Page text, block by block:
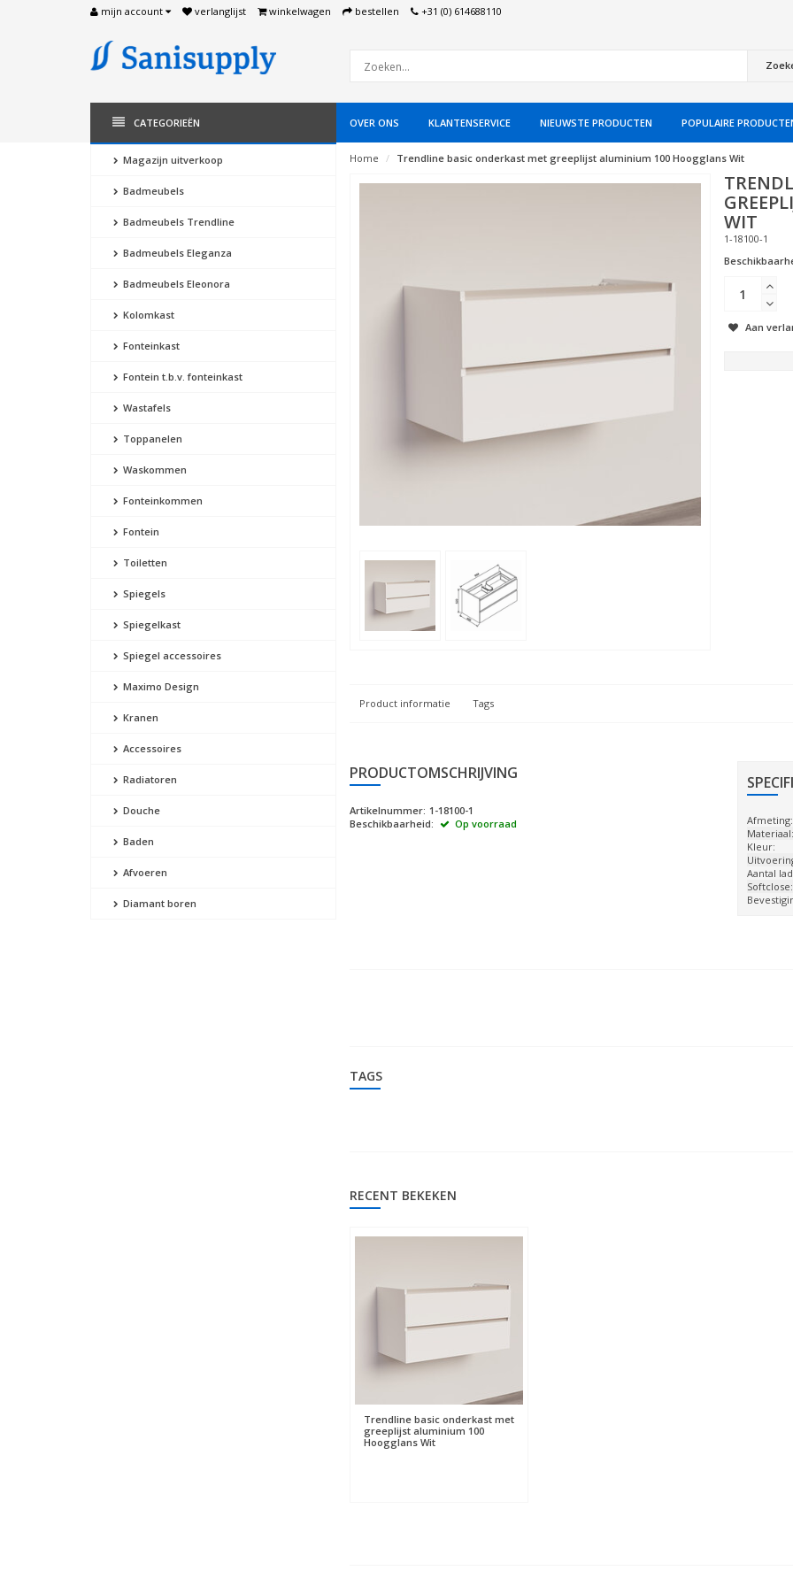
mijn account verlanglijst winkelwagen bestellen +31 (0) 614688110
CATEGORIEËN OVER ONS KLANTENSERVICE NIEUWSTE PRODUCTEN POPULAIRE
Magazijn uitverkoop
Badmeubels
Badmeubels Trendline
Badmeubels Eleganza
Badmeubels Eleonora
Kolomkast
Fonteinkast
Fontein t.b.v. fonteinkast
Wastafels
Toppanelen
Waskommen
Fonteinkommen
Fontein
Toiletten
Spiegels
Spiegelkast
Spiegel accessoires
Maximo Design
Kranen
Accessoires
Radiatoren
Douche
Baden
Afvoeren
Diamant boren
Home Trendline basic onderkast met greeplijst aluminium 100 Hoogglans Wit
WIT
1-18100-1
Aan
Product informatie Tags
PRODUCTOMSCHRIJVING
Artikelnummer: 1-18100-1
Beschikbaarheid:
Op voorraad Afmeting:
Materiaal:
Kleur:
Aantal
Softclose:
TAGS
RECENT BEKEKEN
Trendline basic onderkast met
greeplijst aluminium 100
Hoogglans Wit